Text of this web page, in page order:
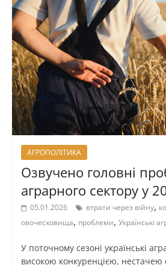
АГРОПОЛІТИКА
Озвучено головні
аграрного сектору у
05.01.2026 втрати через війну,
овочесховища, проблеми, Українські
У поточному сезоні українські
високою конкуренцією, нестачею